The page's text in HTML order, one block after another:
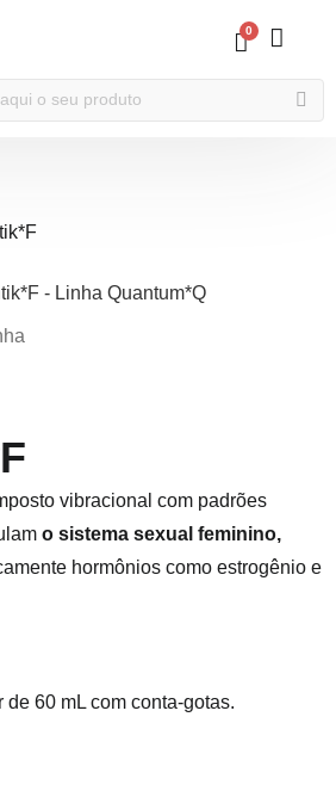
0
vibracional com padrões
o sistema sexual feminino,
hormônios como estrogênio e
de 60 mL com conta-gotas.